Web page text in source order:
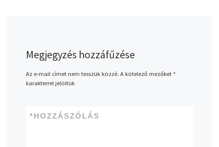
Megjegyzés hozzáfűzése
Az e-mail címet nem tesszük közzé. A kötelező mezőket *
karakterrel jelöltük
HOZZÁSZÓLÁS
*